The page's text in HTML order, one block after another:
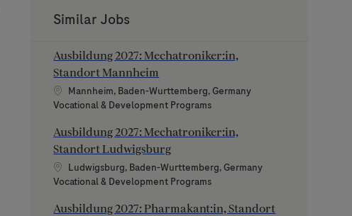
Similar Jobs
Ausbildung 2027: Mechatroniker:in,
Standort Mannheim
Location
Mannheim, Baden-Wurttemberg, Germany
Category
Vocational & Development Programs
Ausbildung 2027: Mechatroniker:in,
Standort Ludwigsburg
Location
Ludwigsburg, Baden-Wurttemberg, Germany
Category
Vocational & Development Programs
Ausbildung 2027: Pharmakant:in, Standort